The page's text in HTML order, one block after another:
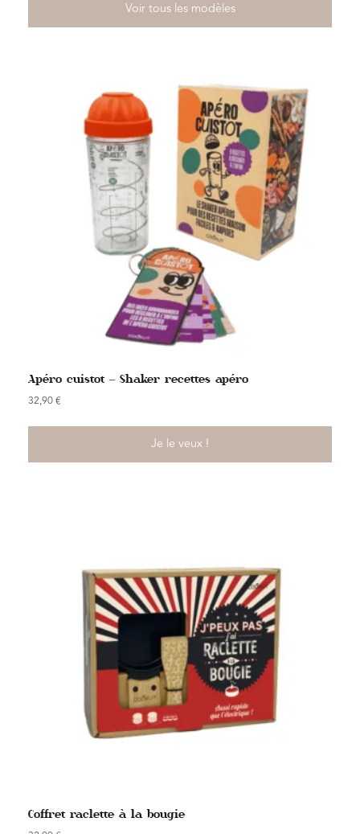
Voir tous les modèles
Apéro cuistot – Shaker recettes apéro
32,90 €
Je le veux !
Coffret raclette à la bougie